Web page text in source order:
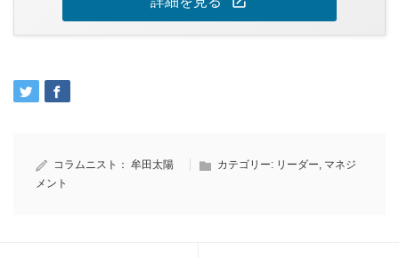
コラムニスト： 牟田太陽 カテゴリー: リーダー, マネジ
メント